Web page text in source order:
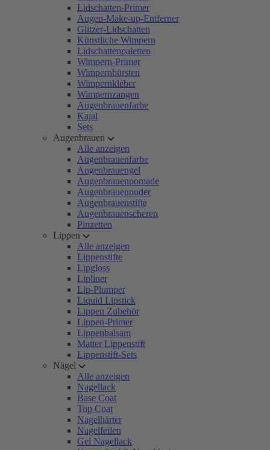
Lidschatten-Primer
Augen-Make-up-Entferner
Glitzer-Lidschatten
Künstliche Wimpern
Lidschattenpaletten
Wimpern-Primer
Wimpernbürsten
Wimpernkleber
Wimpernzangen
Augenbrauenfarbe
Kajal
Sets
Augenbrauen
Alle anzeigen
Augenbrauenfarbe
Augenbrauengel
Augenbrauenpomade
Augenbrauenpuder
Augenbrauenstifte
Augenbrauenscheren
Pinzetten
Lippen
Alle anzeigen
Lippenstifte
Lipgloss
Lipliner
Lip-Plumper
Liquid Lipstick
Lippen Zubehör
Lippen-Primer
Lippenbalsam
Matter Lippenstift
Lippenstift-Sets
Nägel
Alle anzeigen
Nagellack
Base Coat
Top Coat
Nagelhärter
Nagelfeilen
Gel Nagellack